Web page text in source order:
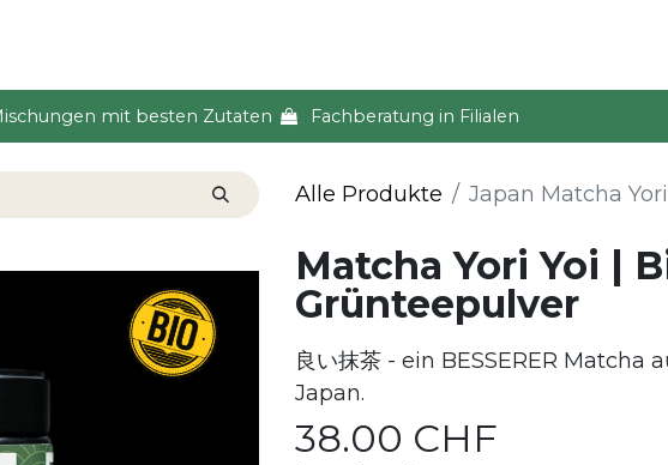
mit besten Zutaten Fachberatung in Filialen
Alle Produkte Japan Matcha
Matcha Yori Yoi |
Grünteepulver
良い抹茶 - ein BESSERER Matcha
Japan.
38.00 CHF